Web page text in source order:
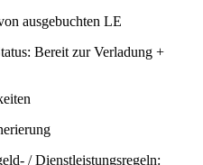
ausgebuchten LE
Bereit zur Verladung +
/ Dienstleistungsregeln: